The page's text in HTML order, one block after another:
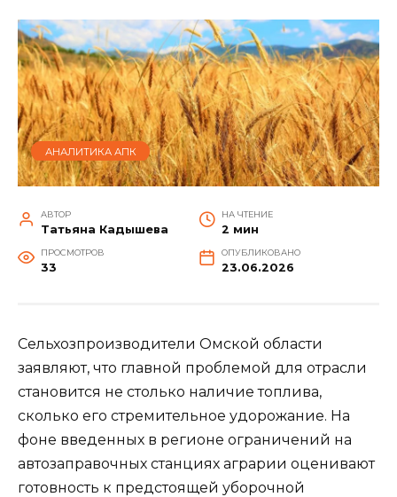
АНАЛИТИКА АПК
АВТОР
Татьяна Кадышева
НА ЧТЕНИЕ
2 мин
ПРОСМОТРОВ
33
ОПУБЛИКОВАНО
23.06.2026
Сельхозпроизводители Омской области
заявляют, что главной проблемой для отрасли
становится не столько наличие топлива,
сколько его стремительное удорожание. На
фоне введенных в регионе ограничений на
автозаправочных станциях аграрии оценивают
готовность к предстоящей уборочной